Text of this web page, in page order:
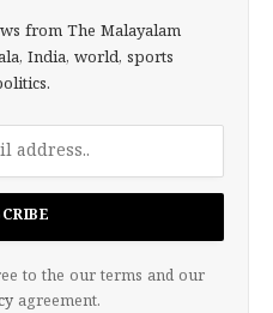
from The Malayalam
India, world, sports
to the our terms and our
agreement.